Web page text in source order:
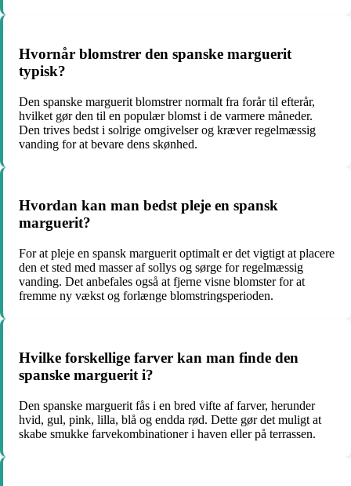
Hvornår blomstrer den spanske marguerit
typisk?
Den spanske marguerit blomstrer normalt fra forår til efterår,
hvilket gør den til en populær blomst i de varmere måneder.
Den trives bedst i solrige omgivelser og kræver regelmæssig
vanding for at bevare dens skønhed.
Hvordan kan man bedst pleje en spansk
marguerit?
For at pleje en spansk marguerit optimalt er det vigtigt at placere
den et sted med masser af sollys og sørge for regelmæssig
vanding. Det anbefales også at fjerne visne blomster for at
fremme ny vækst og forlænge blomstringsperioden.
Hvilke forskellige farver kan man finde den
spanske marguerit i?
Den spanske marguerit fås i en bred vifte af farver, herunder
hvid, gul, pink, lilla, blå og endda rød. Dette gør det muligt at
skabe smukke farvekombinationer i haven eller på terrassen.